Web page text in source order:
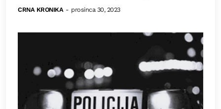
CRNA KRONIKA - prosinca 30, 2023